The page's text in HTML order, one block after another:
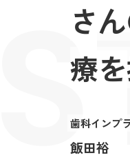
さ
療
歯科インプ
飯田裕